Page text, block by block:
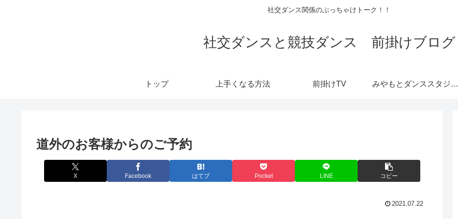
社交ダンス関係のぶっちゃけトーク！！
社交ダンスと競技ダンス 前掛けブログ
トップ 上手くなる方法 前掛けTV みやもとダンススタジオ札幌
道外のお客様からのご予約
X Facebook はてブ Pocket LINE コピー
2021.07.22